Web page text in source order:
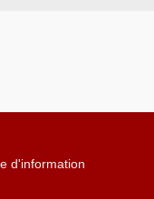
d'information